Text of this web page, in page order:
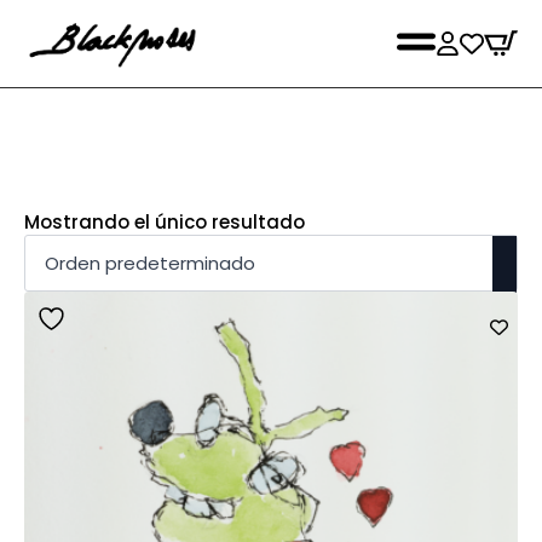
Mostrando el único resultado